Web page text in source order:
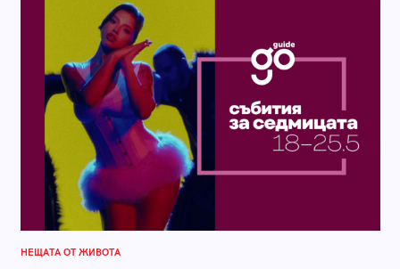
НЕЩАТА ОТ ЖИВОТА